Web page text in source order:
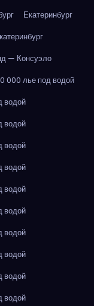
Екатеринбург
— Консуэло
лье под водой
водой
водой
водой
водой
водой
водой
водой
водой
водой
водой